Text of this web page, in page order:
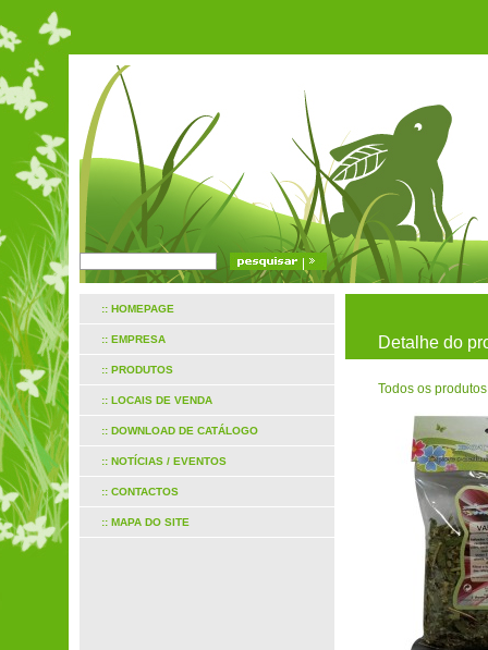
:: HOMEPAGE
:: EMPRESA
:: PRODUTOS
:: LOCAIS DE VENDA
:: DOWNLOAD DE CATÁLOGO
:: NOTÍCIAS / EVENTOS
:: CONTACTOS
:: MAPA DO SITE
Detalhe do
Todos os produtos